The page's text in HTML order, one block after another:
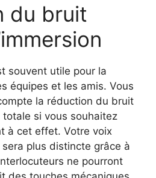
du bruit
souvent utile pour la
équipes et les amis. Vous
la réduction du bruit
si vous souhaitez
à cet effet. Votre voix
plus distincte grâce à
ne pourront